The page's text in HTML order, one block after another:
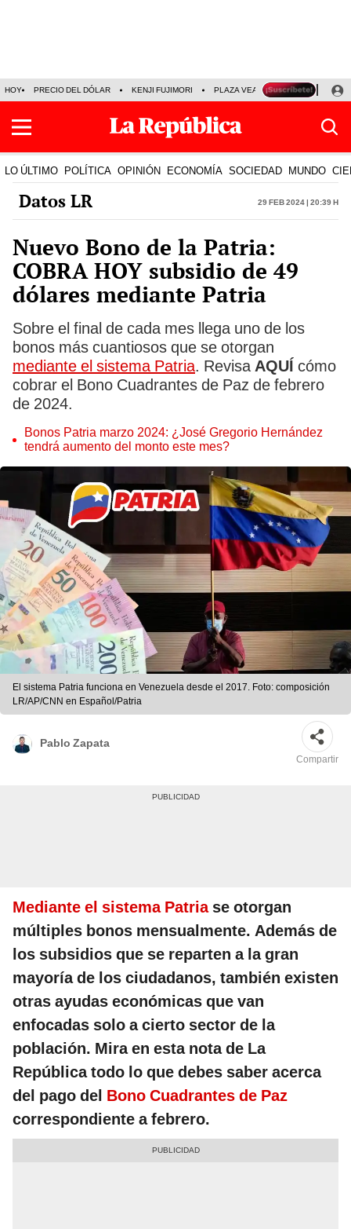
HOY PRECIO DEL DÓLAR KENJI FUJIMORI PLAZA VEA FERIADOS
LO ÚLTIMO POLÍTICA OPINIÓN ECONOMÍA SOCIEDAD MUNDO
Datos LR 29 Feb 2024 | 20:39 h
Nuevo Bono de la Patria:
COBRA HOY subsidio de 49
dólares mediante Patria
Sobre el final de cada mes llega uno de los
bonos más cuantiosos que se otorgan
mediante el sistema Patria. Revisa AQUÍ cómo
cobrar el Bono Cuadrantes de Paz de febrero
de 2024.
Bonos Patria marzo 2024: ¿José Gregorio Hernández
tendrá aumento del monto este mes?
El sistema Patria funciona en Venezuela desde el 2017. Foto: composición
LR/AP/CNN en Español/Patria
Pablo Zapata
Compartir
Mediante el sistema Patria se otorgan
múltiples bonos mensualmente. Además de
los subsidios que se reparten a la gran
mayoría de los ciudadanos, también existen
otras ayudas económicas que van
enfocadas solo a cierto sector de la
población. Mira en esta nota de La
República todo lo que debes saber acerca
del pago del Bono Cuadrantes de Paz
correspondiente a febrero.